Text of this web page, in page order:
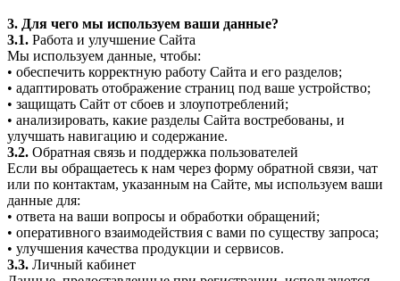
3. Для чего мы используем ваши данные?
3.1. Работа и улучшение Сайта
Мы используем данные, чтобы:
• обеспечить корректную работу Сайта и его разделов;
• адаптировать отображение страниц под ваше устройство;
• защищать Сайт от сбоев и злоупотреблений;
• анализировать, какие разделы Сайта востребованы, и
улучшать навигацию и содержание.
3.2. Обратная связь и поддержка пользователей
Если вы обращаетесь к нам через форму обратной связи, чат
или по контактам, указанным на Сайте, мы используем ваши
данные для:
• ответа на ваши вопросы и обработки обращений;
• оперативного взаимодействия с вами по существу запроса;
• улучшения качества продукции и сервисов.
3.3. Личный кабинет